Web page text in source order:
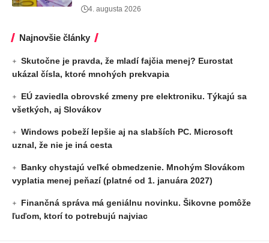
4. augusta 2026
Najnovšie články
Skutočne je pravda, že mladí fajčia menej? Eurostat
ukázal čísla, ktoré mnohých prekvapia
EÚ zaviedla obrovské zmeny pre elektroniku. Týkajú sa
všetkých, aj Slovákov
Windows pobeží lepšie aj na slabších PC. Microsoft
uznal, že nie je iná cesta
Banky chystajú veľké obmedzenie. Mnohým Slovákom
vyplatia menej peňazí (platné od 1. januára 2027)
Finančná správa má geniálnu novinku. Šikovne pomôže
ľuďom, ktorí to potrebujú najviac